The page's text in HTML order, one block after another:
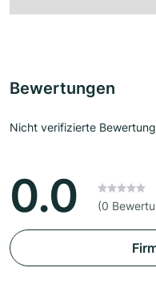
Bewertungen
Nicht verifizierte
0.0 (0